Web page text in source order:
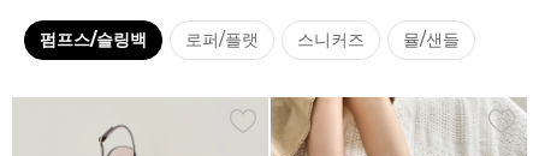
펌프스/슬링백 로퍼/플랫 스니커즈 뮬/샌들